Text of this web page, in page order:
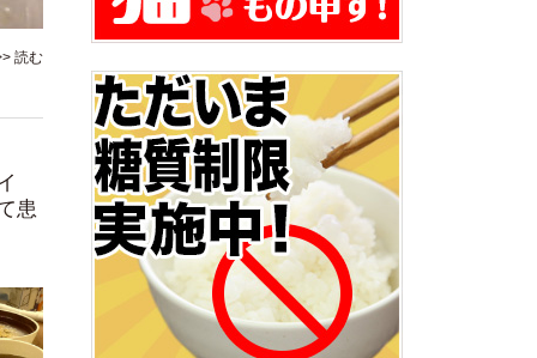
読む
患